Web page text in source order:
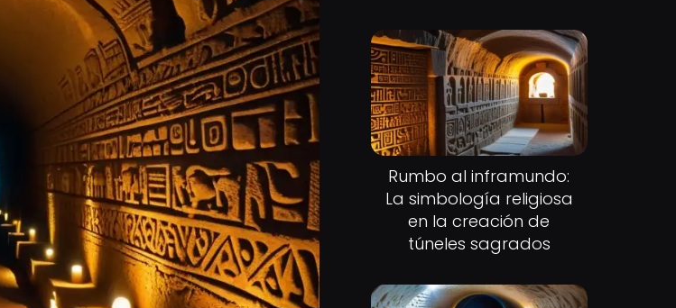
Rumbo al inframundo:
La simbología religiosa
en la creación de
túneles sagrados